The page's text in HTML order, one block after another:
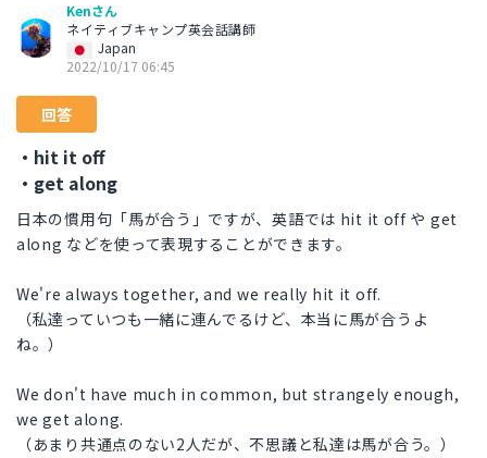
Kenさん
ネイティブキャンプ英会話講師
Japan
2022/10/17 06:45
回答
・hit it off
・get along
日本の慣用句「馬が合う」ですが、英語では hit it off や get
along などを使って表現することができます。
We're always together, and we really hit it off.
（私達っていつも一緒に連んでるけど、本当に馬が合うよ
ね。）
We don't have much in common, but strangely enough,
we get along.
（あまり共通点のない2人だが、不思議と私達は馬が合う。）